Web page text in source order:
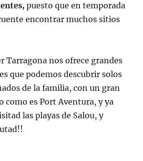
puesto que en temporada
encontrar muchos sitios
Tarragona nos ofrece grandes
que podemos descubrir solos
de la familia, con un gran
como es Port Aventura, y ya
las playas de Salou, y